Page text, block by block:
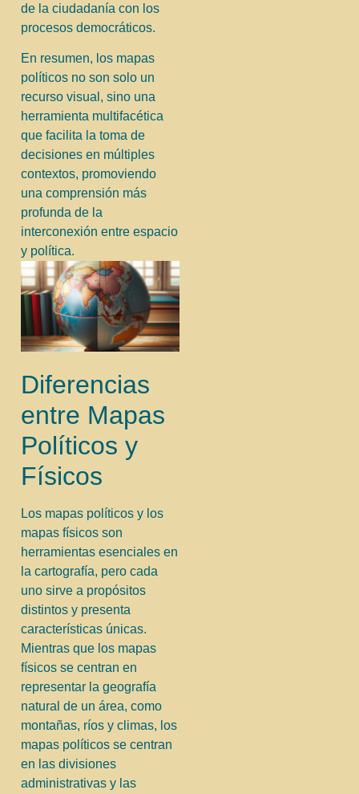
de la ciudadanía con los
procesos democráticos.
En resumen, los mapas
políticos no son solo un
recurso visual, sino una
herramienta multifacética
que facilita la toma de
decisiones en múltiples
contextos, promoviendo
una comprensión más
profunda de la
interconexión entre espacio
y política.
Diferencias
entre Mapas
Políticos y
Físicos
Los mapas políticos y los
mapas físicos son
herramientas esenciales en
la cartografía, pero cada
uno sirve a propósitos
distintos y presenta
características únicas.
Mientras que los mapas
físicos se centran en
representar la geografía
natural de un área, como
montañas, ríos y climas, los
mapas políticos se centran
en las divisiones
administrativas y las